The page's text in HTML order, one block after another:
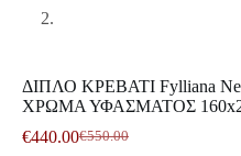
ΔΙΠΛΟ ΚΡΕΒΑΤΙ Fylliana
ΧΡΩΜΑ ΥΦΑΣΜΑΤΟΣ
€550.00
Original
€440.00Η